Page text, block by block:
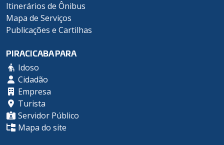
Itinerários de Ônibus
Mapa de Serviços
Publicações e Cartilhas
PIRACICABA PARA
Idoso
Cidadão
Empresa
Turista
Servidor Público
Mapa do site